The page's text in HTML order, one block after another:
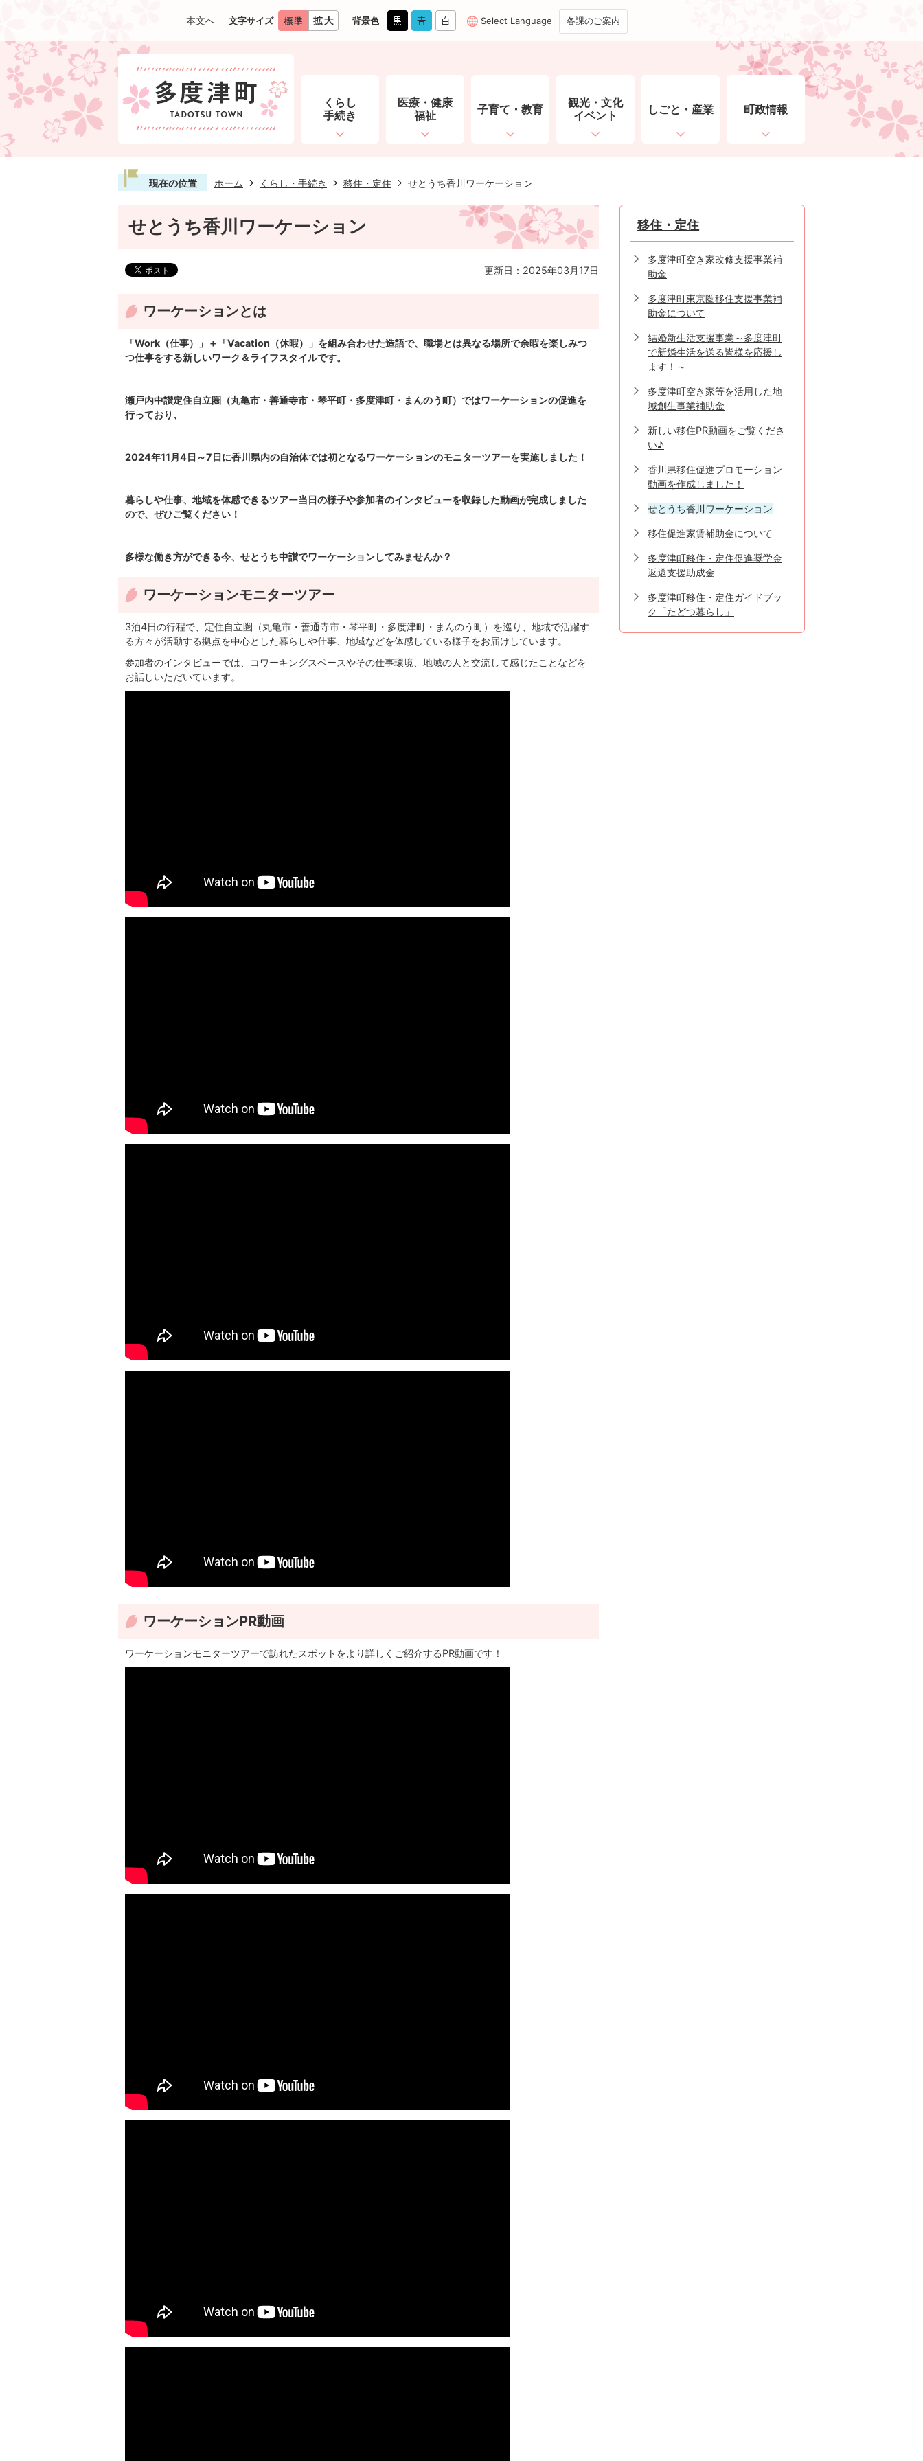
本文へ 文字サイズ 背景色 Select Language 各課のご案内
くらし
手続き
医療・健康
福祉
子育て・教育
観光・文化
イベント
しごと・産業 町政情報
現在の位置 ホーム くらし・手続き 移住・定住 せとうち香川ワーケーション
せとうち香川ワーケーション
更新日：2025年03月17日
ワーケーションとは
「Work（仕事）」＋「Vacation（休暇）」を組み合わせた造語で、職場とは異なる場所で余暇を楽しみつ
つ仕事をする新しいワーク＆ライフスタイルです。
瀬戸内中讃定住自立圏（丸亀市・善通寺市・琴平町・多度津町・まんのう町）ではワーケーションの促進を
行っており、
2024年11月4日～7日に香川県内の自治体では初となるワーケーションのモニターツアーを実施しました！
暮らしや仕事、地域を体感できるツアー当日の様子や参加者のインタビューを収録した動画が完成しました
ので、ぜひご覧ください！
多様な働き方ができる今、せとうち中讃でワーケーションしてみませんか？
ワーケーションモニターツアー
3泊4日の行程で、定住自立圏（丸亀市・善通寺市・琴平町・多度津町・まんのう町）を巡り、地域で活躍す
る方々が活動する拠点を中心とした暮らしや仕事、地域などを体感している様子をお届けしています。
参加者のインタビューでは、コワーキングスペースやその仕事環境、地域の人と交流して感じたことなどを
お話しいただいています。
ワーケーションPR動画
ワーケーションモニターツアーで訪れたスポットをより詳しくご紹介するPR動画です！
移住・定住
多度津町空き家改修支援事業補
助金
多度津町東京圏移住支援事業補
助金について
結婚新生活支援事業～多度津町
で新婚生活を送る皆様を応援し
ます！～
多度津町空き家等を活用した地
域創生事業補助金
新しい移住PR動画をご覧くださ
い♪
香川県移住促進プロモーション
動画を作成しました！
せとうち香川ワーケーション
移住促進家賃補助金について
多度津町移住・定住促進奨学金
返還支援助成金
多度津町移住・定住ガイドブッ
ク「たどつ暮らし」